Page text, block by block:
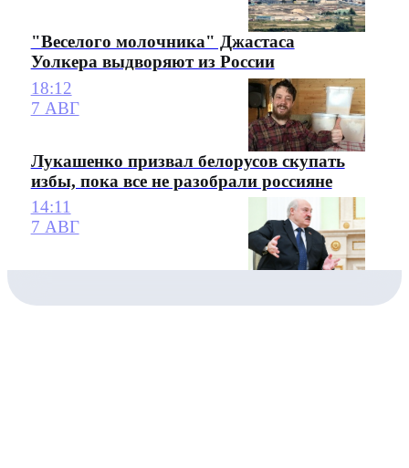
"Веселого молочника" Джастаса
Уолкера выдворяют из России
18:12
7 АВГ
Лукашенко призвал белорусов скупать
избы, пока все не разобрали россияне
14:11
7 АВГ